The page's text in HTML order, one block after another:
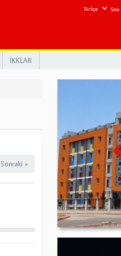
Site
İKKLAR
Sonraki »